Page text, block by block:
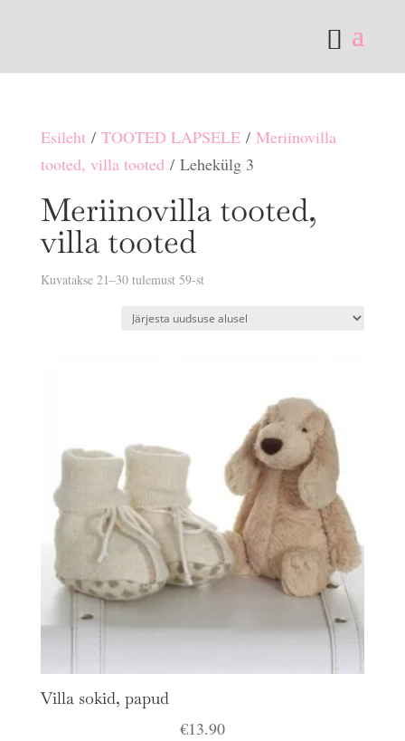
Esileht/ TOOTED LAPSELE/ Meriinovilla
tooted, villa tooted/ Lehekülg 3
Meriinovilla tooted,
villa tooted
Kuvatakse 21–30 tulemust 59-stSorditud
Villa sokid, papud
€13.90